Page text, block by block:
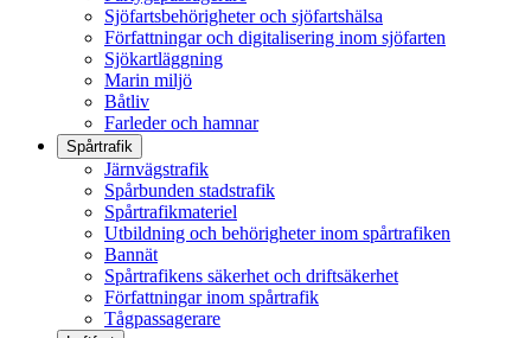
Sjöfartsbehörigheter och sjöfartshälsa
Författningar och digitalisering inom sjöfarten
Sjökartläggning
Marin miljö
Båtliv
Farleder och hamnar
Spårtrafik
Järnvägstrafik
Spårbunden stadstrafik
Spårtrafikmateriel
Utbildning och behörigheter inom spårtrafiken
Bannät
Spårtrafikens säkerhet och driftsäkerhet
Författningar inom spårtrafik
Tågpassagerare